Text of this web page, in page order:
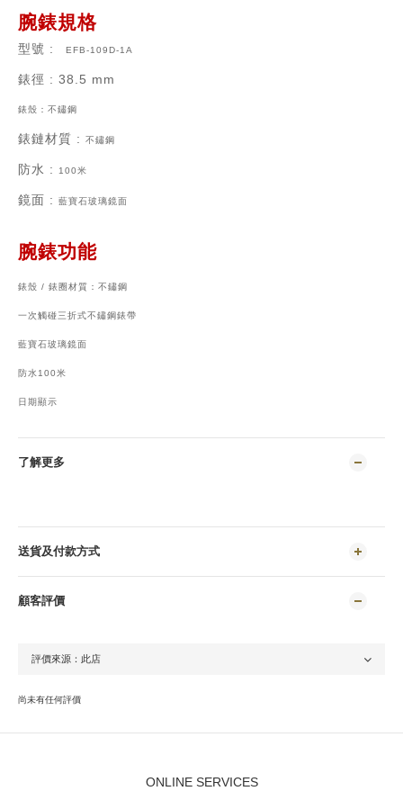
腕錶規格
型號 : EFB-109D-1A
錶徑 : 38.5 mm
錶殼： 不鏽鋼
錶鏈材質 : 不鏽鋼
防水 : 100米
鏡面 : 藍寶石玻璃鏡面
腕錶功能
錶殼 / 錶圈材質：不鏽鋼
一次觸碰三折式不鏽鋼錶帶
藍寶石玻璃鏡面
防水100米
日期顯示
了解更多
送貨及付款方式
顧客評價
尚未有任何評價
ONLINE SERVICES